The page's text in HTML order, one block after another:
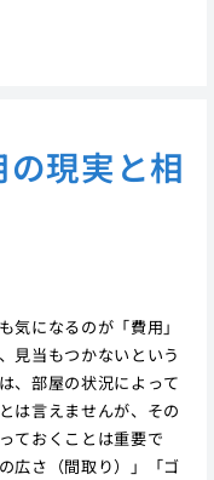
現実と相
気になるのが「費用」
見当もつかないという
、部屋の状況によって
は言えませんが、その
ておくことは重要で
広さ（間取り）」「ゴ